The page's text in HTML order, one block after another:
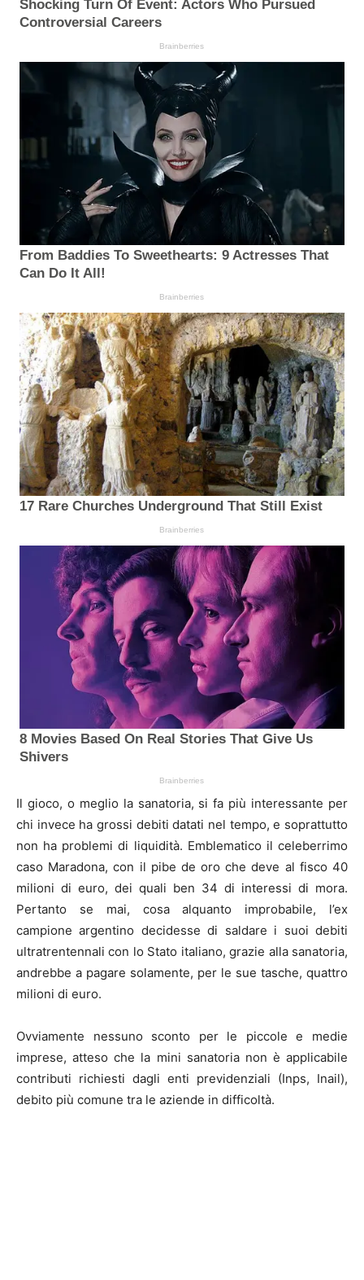
Il gioco, o meglio la sanatoria, si fa più interessante per
chi invece ha grossi debiti datati nel tempo, e soprattutto
non ha problemi di liquidità. Emblematico il celeberrimo
caso Maradona, con il pibe de oro che deve al fisco 40
milioni di euro, dei quali ben 34 di interessi di mora.
Pertanto se mai, cosa alquanto improbabile, l’ex
campione argentino decidesse di saldare i suoi debiti
ultratrentennali con lo Stato italiano, grazie alla sanatoria,
andrebbe a pagare solamente, per le sue tasche, quattro
milioni di euro.
Ovviamente nessuno sconto per le piccole e medie
imprese, atteso che la mini sanatoria non è applicabile
contributi richiesti dagli enti previdenziali (Inps, Inail),
debito più comune tra le aziende in difficoltà.